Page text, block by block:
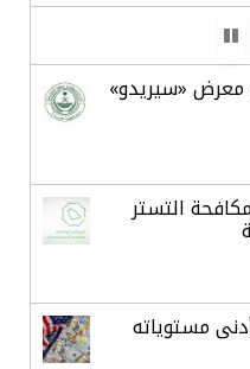
«سيريدو»
التستر
مستوياته